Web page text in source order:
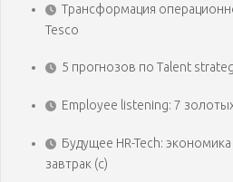
Трансформация
Tesco
5 прогнозов по Talent
Employee listening: 7
Будущее HR-Tech:
завтрак (с)